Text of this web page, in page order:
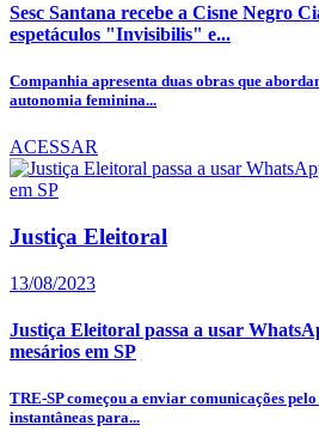
Sesc Santana recebe a Cisne Negro
espetáculos "Invisibilis" e...
Companhia apresenta duas obras que
autonomia feminina...
ACESSAR
Justiça Eleitoral
13/08/2023
Justiça Eleitoral passa a usar
mesários em SP
TRE-SP começou a enviar comunicações
instantâneas para...